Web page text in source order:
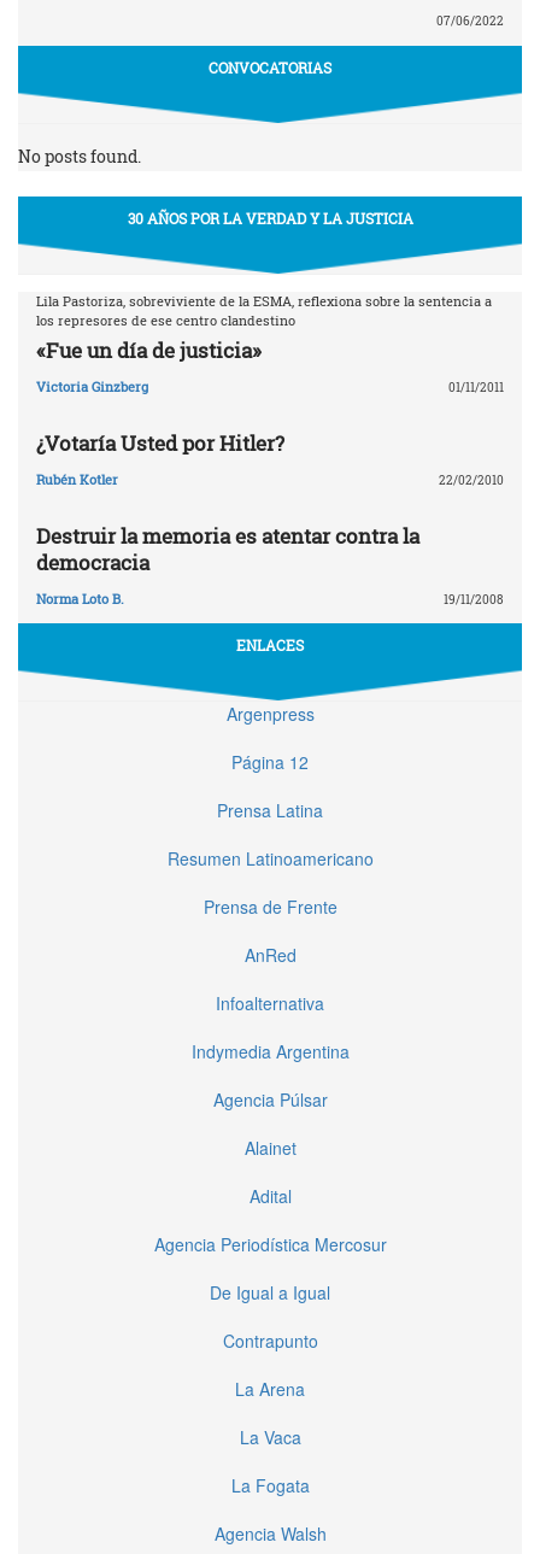
07/06/2022
CONVOCATORIAS
No posts found.
30 AÑOS POR LA VERDAD Y LA JUSTICIA
Lila Pastoriza, sobreviviente de la ESMA, reflexiona sobre la sentencia a
los represores de ese centro clandestino
«Fue un día de justicia»
Victoria Ginzberg 01/11/2011
¿Votaría Usted por Hitler?
Rubén Kotler 22/02/2010
Destruir la memoria es atentar contra la
democracia
Norma Loto B. 19/11/2008
ENLACES
Argenpress
Página 12
Prensa Latina
Resumen Latinoamericano
Prensa de Frente
AnRed
Infoalternativa
Indymedia Argentina
Agencia Púlsar
Alainet
Adital
Agencia Periodística Mercosur
De Igual a Igual
Contrapunto
La Arena
La Vaca
La Fogata
Agencia Walsh